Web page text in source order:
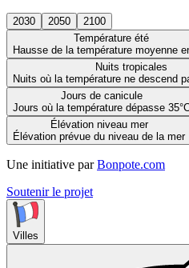
2030 2050
2100
Température été
Hausse de la température moyenne
Nuits tropicales
Nuits où la température ne descend
Jours de canicule
Jours où la température dépasse
Élévation niveau mer
Élévation prévue du niveau de la mer
Une initiative par Bonpote.com
Soutenir le projet
Villes